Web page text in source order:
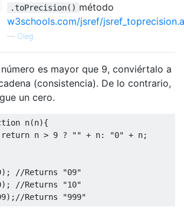
.toPrecision() método
w3schools.com/jsref/
— Oleg
es mayor que 9, conviértalo a
(consistencia). De lo contrario,
un cero.
n(n){
return n > 9 ? "" + n: "0" + n;
);
//Returns "09"
);
//Returns "10"
); //Returns "999"